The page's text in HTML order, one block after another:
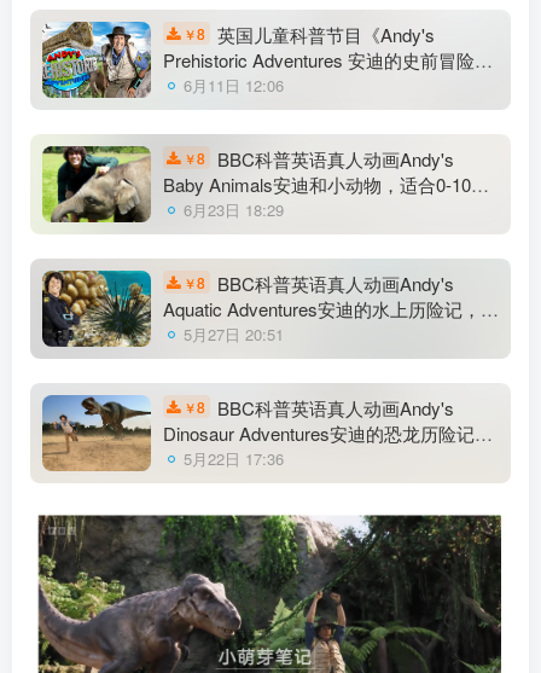
￥8 英国儿童科普节目《Andy's
Prehistoric Adventures 安迪的史前冒险》
全25集，1080P高清视频带英文字幕，百
度云网盘下载！
6月11日 12:06
￥8
BBC科普英语真人动画Andy's
Baby Animals安迪和小动物，适合0-10
岁，全20集，1080P高清视频带英文字
幕，百度云网盘下载
6月23日 18:29
￥8
BBC科普英语真人动画Andy's
Aquatic Adventures安迪的水上历险记，适
合0-10岁，全2季共30集，1080P高清视频
带英文字幕，百度云网盘下载
5月27日 20:51
￥8
BBC科普英语真人动画Andy's
Dinosaur Adventures安迪的恐龙历险记，
适合0-10岁，全20集，1080P高清视频带
英文字幕，百度云网盘下载
5月22日 17:36